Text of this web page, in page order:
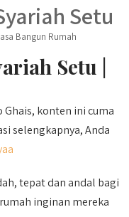
Setu
Bangun Rumah
Setu |
Ghais, konten ini cuma
selengkapnya, Anda
tepat dan andal bagi
inginan mereka